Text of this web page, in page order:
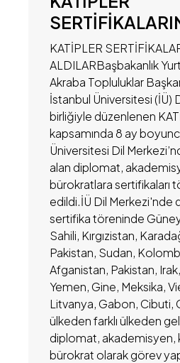
KATİPLER
ALDILARBaşbakanlık
Akraba Topluluklar
İstanbul Üniversitesi (İÜ)
birliğiyle düzenlenen
kapsamında 8 ay
Üniversitesi Dil
alan diplomat,
bürokratlara sertifikaları
edildi.İÜ Dil Merkezi'nde
sertifika töreninde
Sahili, Kırgızistan,
Pakistan, Sudan,
Afganistan, Pakistan,
Yemen, Gine, Meksika,
Litvanya, Gabon, Cibuti,
ülkeden farklı ülkeden
diplomat, akademisyen,
bürokrat olarak görev